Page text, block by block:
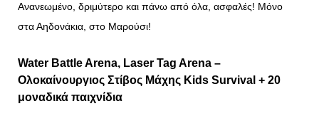
Ανανεωμένο, δριμύτερο και πάνω από όλα, ασφαλές! Μόνο
στα Αηδονάκια, στο Μαρούσι!
Water BattleArena, Laser Tag Arena –
Ολοκαίνουργιος Στίβος Μάχης Kids Survival + 20
μοναδικά παιχνίδια